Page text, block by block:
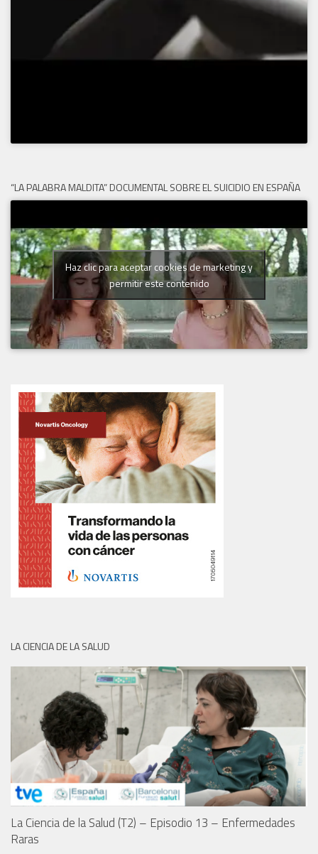
“LA PALABRA MALDITA” DOCUMENTAL SOBRE EL SUICIDIO EN ESPAÑA
Haz clic para aceptar cookies de marketing y
permitir este contenido
LA CIENCIA DE LA SALUD
La Ciencia de la Salud (T2) – Episodio 13 – Enfermedades
Raras